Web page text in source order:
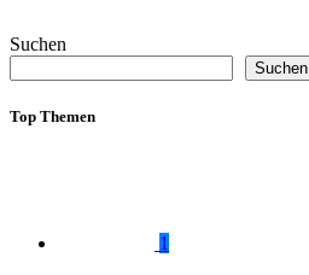
Suchen
Suchen
Top Themen
1